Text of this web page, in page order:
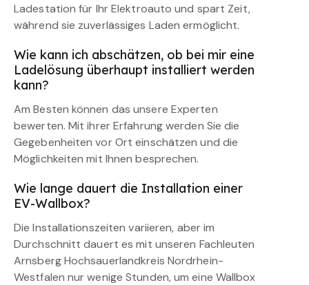
Ladestation für Ihr Elektroauto und spart Zeit,
während sie zuverlässiges Laden ermöglicht.
Wie kann ich abschätzen, ob bei mir eine
Ladelösung überhaupt installiert werden
kann?
Am Besten können das unsere Experten
bewerten. Mit ihrer Erfahrung werden Sie die
Gegebenheiten vor Ort einschätzen und die
Möglichkeiten mit Ihnen besprechen.
Wie lange dauert die Installation einer
EV-Wallbox?
Die Installationszeiten variieren, aber im
Durchschnitt dauert es mit unseren Fachleuten
Arnsberg Hochsauerlandkreis Nordrhein-
Westfalen nur wenige Stunden, um eine Wallbox